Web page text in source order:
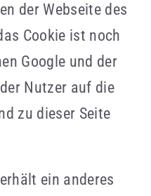
der Webseite des
Cookie ist noch
Google und der
Nutzer auf die
zu dieser Seite
ein anderes